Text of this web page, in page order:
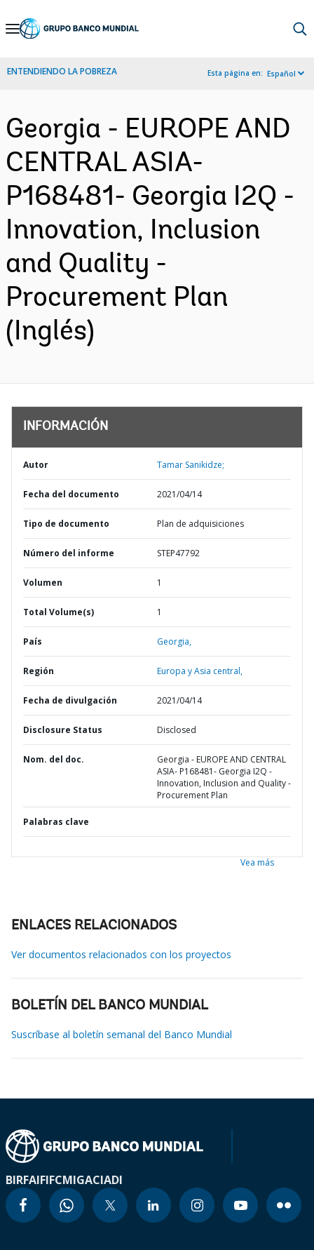
Skip
Navigation
ENTENDIENDO LA POBREZA Esta página en: Español
Georgia - EUROPE AND
CENTRAL ASIA-
P168481- Georgia I2Q -
Innovation, Inclusion
and Quality -
Procurement Plan
(Inglés)
INFORMACIÓN
Autor Tamar Sanikidze;
Fecha del documento 2021/04/14
Tipo de documento Plan de adquisiciones
Número del informe STEP47792
Volumen 1
Total Volume(s) 1
País Georgia,
Región Europa y Asia central,
Fecha de divulgación 2021/04/14
Disclosure Status Disclosed
Nom. del doc.
Georgia - EUROPE AND CENTRAL
ASIA- P168481- Georgia I2Q -
Innovation, Inclusion and Quality -
Procurement Plan
Palabras clave
Vea más
ENLACES RELACIONADOS
Ver documentos relacionados con los proyectos
BOLETÍN DEL BANCO MUNDIAL
Suscríbase al boletín semanal del Banco Mundial
BIRFAIFIFCMIGACIADI